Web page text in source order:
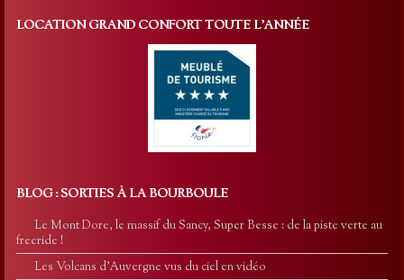
LOCATION GRAND CONFORT TOUTE L’ANNÉE
BLOG : SORTIES À LA BOURBOULE
Le Mont Dore, le massif du Sancy, Super Besse : de la piste verte au
freeride !
Les Volcans d’Auvergne vus du ciel en vidéo